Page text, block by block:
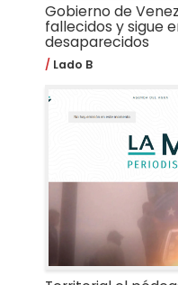
Gobierno de
fallecidos y sigue
desaparecidos
Lado B